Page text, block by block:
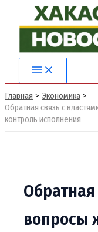
содержимому
Main
Menu
Главная
Экономика
Обратная связь с
контроль исполнения
Обратная
вопросы